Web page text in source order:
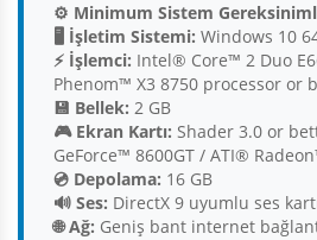
⚙️ Minimum Sistem
🖥️ İşletim Sistemi: Windows 10
⚡ İşlemci: Intel® Core™ 2 Duo
Phenom™ X3 8750 processor or
💾 Bellek: 2 GB
🎮 Ekran Kartı: Shader 3.0 or
GeForce™ 8600GT / ATI®
💿 Depolama: 16 GB
🔊 Ses: DirectX 9 uyumlu ses
🌐 Ağ: Geniş bant internet